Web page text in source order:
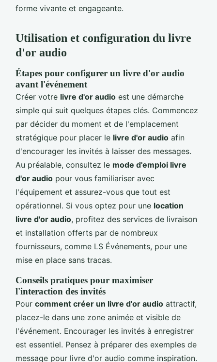
forme vivante et engageante.
Utilisation et configuration du livre
d'or audio
Étapes pour configurer un livre d'or audio
avant l'événement
Créer votre livre d'or audio est une démarche
simple qui suit quelques étapes clés. Commencez
par décider du moment et de l'emplacement
stratégique pour placer le livre d'or audio afin
d'encourager les invités à laisser des messages.
Au préalable, consultez le mode d'emploi livre
d'or audio pour vous familiariser avec
l'équipement et assurez-vous que tout est
opérationnel. Si vous optez pour une location
livre d'or audio, profitez des services de livraison
et installation offerts par de nombreux
fournisseurs, comme LS Événements, pour une
mise en place sans tracas.
Conseils pratiques pour maximiser
l'interaction des invités
Pour comment créer un livre d'or audio attractif,
placez-le dans une zone animée et visible de
l'événement. Encourager les invités à enregistrer
est essentiel. Pensez à préparer des exemples de
message pour livre d'or audio comme inspiration.